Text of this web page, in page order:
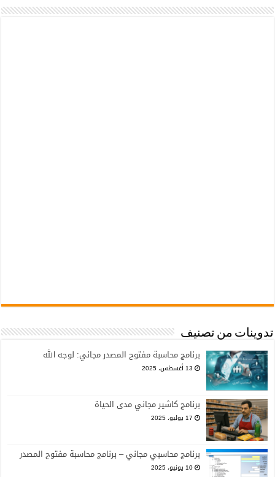
تدوينات من تصنيف
برنامج محاسبة مفتوح المصدر مجاني: لوجه الله
13 أغسطس، 2025
برنامج كاشير مجاني مدى الحياة
17 يوليو، 2025
برنامج محاسبي مجاني – برنامج محاسبة مفتوح المصدر
10 يونيو، 2025